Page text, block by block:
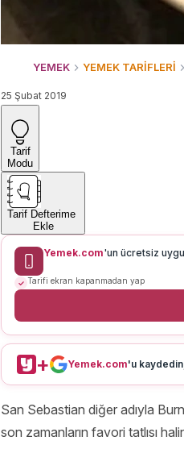
YEMEK YEMEK TARİFLERİ
25 Şubat 2019
Tarif
Modu
Tarif Defterime
Ekle
Yemek.com'un ücretsiz
Tarifi ekran kapanmadan yap
+ Yemek.com'u
San Sebastian diğer adıyla
son zamanların favori tatlısı